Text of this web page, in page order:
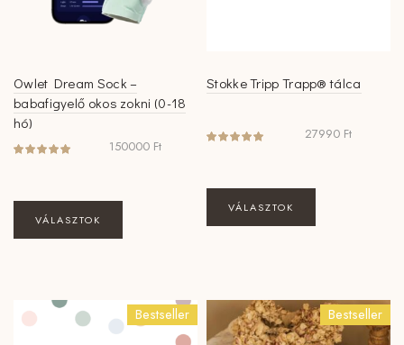
Owlet Dream Sock –
babafigyelő okos zokni (0-18
hó)
150000 Ft
VÁLASZTOK
a
variációja
van.
Stokke Tripp Trapp® tálca
27990 Ft
VÁLASZTOK
a
van.
A
Bestseller Bestseller